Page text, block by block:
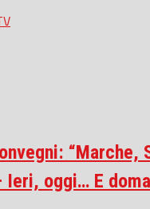
“Marche,
Ieri, oggi… E